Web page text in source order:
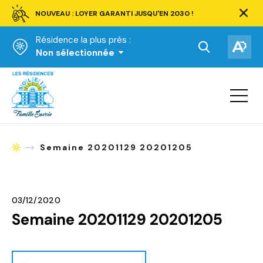
NOUVEAU : LOYER GARANTI JUSQU'EN 2030 !
barre
Résidence la plus près :
Non sélectionnée
Ouvrir
la
recherche.
la
Accueil
Ouvrir
la
AccueilSemaine 20201129 20201205
03/12/2020
Semaine 20201129 20201205